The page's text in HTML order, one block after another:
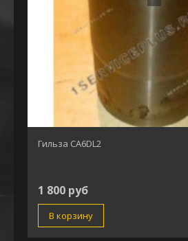
Гильза CA6DL2
1 800 руб
В корзину